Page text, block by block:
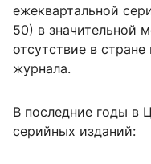
ежеквартальной
50) в значительной
отсутствие в
журнала.
В последние годы в
серийных изданий: